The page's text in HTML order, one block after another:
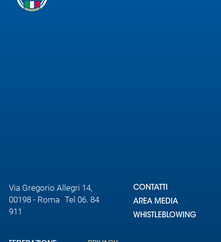
Via Gregorio Allegri 14,
00198 - Roma Tel 06. 84
911
CONTATTI
AREA MEDIA
WHISTLEBLOWING